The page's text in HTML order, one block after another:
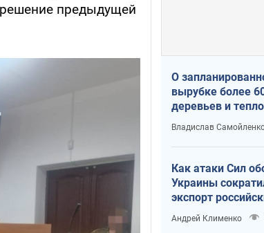
предыдущей
О
вырубке более
деревьев и
что происходит на
Теремках в Киеве
Владислав
Как атаки Сил
Украины
экспорт
нефтепродуктов
Андрей Клименко